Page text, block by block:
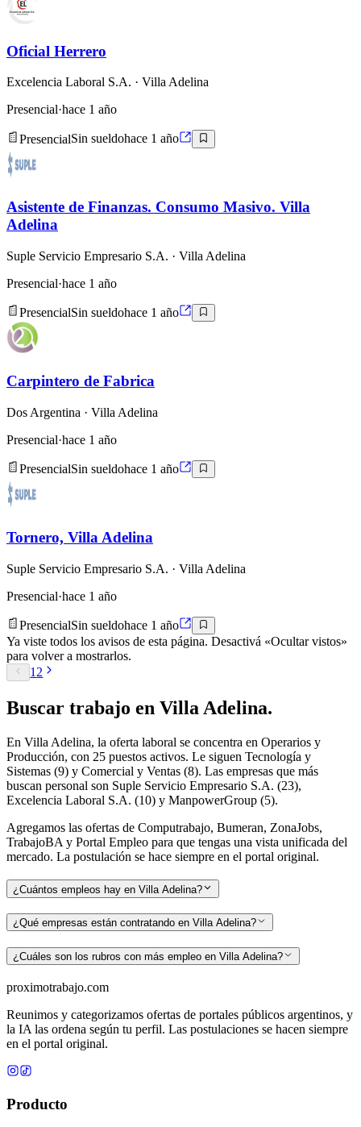
Oficial Herrero
Excelencia Laboral S.A. · Villa Adelina
Presencial·hace 1 año
PresencialSin sueldohace 1 año
Asistente de Finanzas. Consumo Masivo. Villa
Adelina
Suple Servicio Empresario S.A. · Villa Adelina
Presencial·hace 1 año
PresencialSin sueldohace 1 año
Carpintero de Fabrica
Dos Argentina · Villa Adelina
Presencial·hace 1 año
PresencialSin sueldohace 1 año
Tornero, Villa Adelina
Suple Servicio Empresario S.A. · Villa Adelina
Presencial·hace 1 año
PresencialSin sueldohace 1 año
Ya viste todos los avisos de esta página. Desactivá «Ocultar vistos»
para volver a mostrarlos.
1 2
Buscar trabajo en Villa Adelina.
En Villa Adelina, la oferta laboral se concentra en Operarios y
Producción, con 25 puestos activos. Le siguen Tecnología y
Sistemas (9) y Comercial y Ventas (8). Las empresas que más
buscan personal son Suple Servicio Empresario S.A. (23),
Excelencia Laboral S.A. (10) y ManpowerGroup (5).
Agregamos las ofertas de Computrabajo, Bumeran, ZonaJobs,
TrabajoBA y Portal Empleo para que tengas una vista unificada del
mercado. La postulación se hace siempre en el portal original.
¿Cuántos empleos hay en Villa Adelina?
¿Qué empresas están contratando en Villa Adelina?
¿Cuáles son los rubros con más empleo en Villa Adelina?
proximotrabajo.com
Reunimos y categorizamos ofertas de portales públicos argentinos, y
la IA las ordena según tu perfil. Las postulaciones se hacen siempre
en el portal original.
Producto